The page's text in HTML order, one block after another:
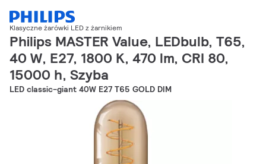
Klasyczne żarówki LED z żarnikiem
Philips MASTER Value, LEDbulb, T65,
40 W, E27, 1800 K, 470 lm, CRI 80,
15000 h, Szyba
LED classic-giant 40W E27 T65 GOLD DIM